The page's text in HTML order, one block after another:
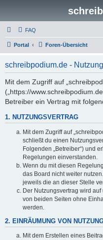
FAQ
Portal Foren-Übersicht
schreibpodium.de -
Mit dem Zugriff auf
(„https://
Betreiber ein Vertrag mit
1. NUTZUNGSVERTRAG
Mit dem Zugriff auf
schließt du einen
Folgenden „Betreiber“) und
Regelungen einverstanden.
Wenn du mit diesen
das Board nicht weiter
jeweils die an dieser Stelle
Der Nutzungsvertrag wird
von beiden Seiten ohne
werden.
2. EINRÄUMUNG VON
Mit dem Erstellen eines